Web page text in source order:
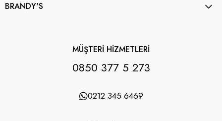
BRANDY'S
MÜŞTERİ HİZMETLERİ
0850 377 5 273
0212 345 6469